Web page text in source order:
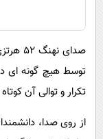
صدای
توسط هیچ گونه ای
تکرار و توالی آن
از روی صدا،